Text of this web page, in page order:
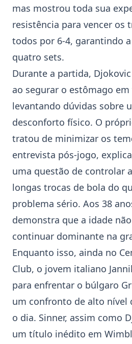
mas mostrou toda sua
resistência para vencer os
todos por 6-4, garantindo
quatro sets.
Durante a partida,
ao segurar o estômago
levantando dúvidas sobre
desconforto físico. O
tratou de minimizar os
entrevista pós-jogo,
uma questão de controlar
longas trocas de bola do
problema sério. Aos 38
demonstra que a idade
continuar dominante na
Enquanto isso, ainda no
Club, o jovem italiano
para enfrentar o búlgaro
um confronto de alto nível
o dia. Sinner, assim como
um título inédito em